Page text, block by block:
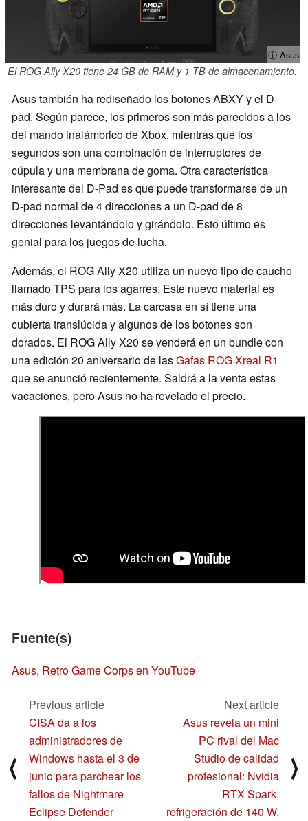
ⓘ Asus
El ROG Ally X20 tiene 24 GB de RAM y 1 TB de almacenamiento.
Asus también ha rediseñado los botones ABXY y el D-
pad. Según parece, los primeros son más parecidos a los
del mando inalámbrico de Xbox, mientras que los
segundos son una combinación de interruptores de
cúpula y una membrana de goma. Otra característica
interesante del D-Pad es que puede transformarse de un
D-pad normal de 4 direcciones a un D-pad de 8
direcciones levantándolo y girándolo. Esto último es
genial para los juegos de lucha.
Además, el ROG Ally X20 utiliza un nuevo tipo de caucho
llamado TPS para los agarres. Este nuevo material es
más duro y durará más. La carcasa en sí tiene una
cubierta translúcida y algunos de los botones son
dorados. El ROG Ally X20 se venderá en un bundle con
una edición 20 aniversario de lasGafas ROG Xreal R1
que se anunció recientemente. Saldrá a la venta estas
vacaciones, pero Asus no ha revelado el precio.
Fuente(s)
Asus, Retro Game Corps en YouTube
⟨
Previous article
CISA da a los
administradores de
Windows hasta el 3 de
junio para parchear los
fallos de Nightmare
Eclipse Defender
Next article
Asus revela un mini
PC rival del Mac
Studio de calidad
profesional: Nvidia
RTX Spark,
refrigeración de 140 W,
⟩